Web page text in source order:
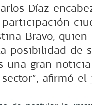
Díaz
Bravo,
posibilidad de
una gran
sector”, afirmó